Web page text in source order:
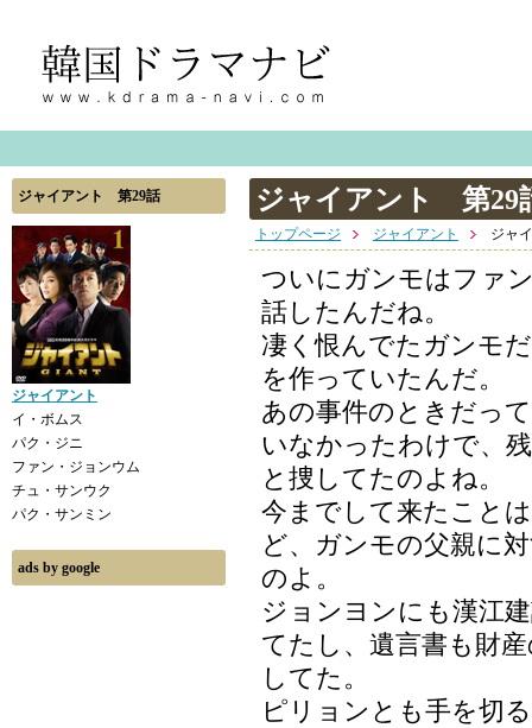
ジャイアント 第29話
ジャイアント
イ・ボムス
パク・ジニ
ファン・ジョンウム
チュ・サンウク
パク・サンミン
ads by google
ジャイアント 第29
トップページ ジャイアント ジャ
ついにガンモはファ
話したんだね。
凄く恨んでたガンモ
を作っていたんだ。
あの事件のときだっ
いなかったわけで、
と捜してたのよね。
今までして来たこと
ど、ガンモの父親に
のよ。
ジョンヨンにも漢江
てたし、遺言書も財
してた。
ピリョンとも手を切